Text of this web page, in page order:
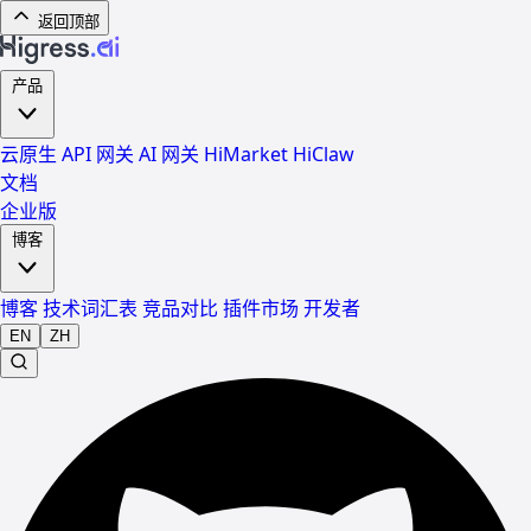
返回顶部
云原生 API 网关 AI 网关 HiMarket HiClaw
文档
企业版
博客技术词汇表 竞品对比 插件市场 开发者
EN ZH